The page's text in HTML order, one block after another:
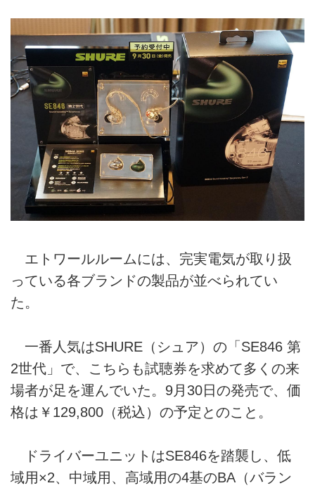
エトワールルームには、完実電気が取り扱
っている各ブランドの製品が並べられてい
た。
一番人気はSHURE（シュア）の「SE846 第
2世代」で、こちらも試聴券を求めて多くの来
場者が足を運んでいた。9月30日の発売で、価
格は￥129,800（税込）の予定とのこと。
ドライバーユニットはSE846を踏襲し、低
域用×2、中域用、高域用の4基のBA（バラン